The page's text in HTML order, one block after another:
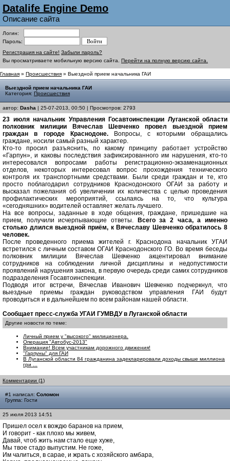
Datalife Engine Demo
Описание сайта
Логин:
Пароль:
Регистрация на сайте! Забыли пароль?
Вы просматриваете мобильную версию сайта. Перейти на полную версию сайта.
Главная » Происшествия » Выездной прием начальника ГАИ
Выездной прием начальника ГАИ
Категория: Происшествия
автор: Dasha | 25-07-2013, 00:50 | Просмотров: 2793
23 июля начальник Управления Госавтоинспекции Луганской области
полковник милиции Вячеслав Шевченко провел выездной прием
граждан в городе Краснодоне.
Вопросы, с которыми обращались
граждане, носили самый разный характер.
Кто-то просил разъяснить, по какому принципу работает устройство
«Гарпун», и каковы последствия зафиксированного им нарушения, кто-то
интересовался вопросами работы регистрационно-экзаменационных
отделов, некоторых интересовал вопрос прохождения технического
контроля их транспортными средствами. Были среди граждан и те, кто
просто поблагодарил сотрудников Краснодонского ОГАИ за работу и
высказал пожелания об увеличении их количества с целью проведения
профилактических мероприятий, ссылаясь на то, что культура
«сегодняшних» водителей оставляет желать лучшего.
На все вопросы, заданные в ходе общения, граждане, пришедшие на
прием, получили исчерпывающие ответы.
Всего за 2 часа, а именно
столько длился выездной приём, к Вячеславу Шевченко обратилось 8
человек.
После проведенного приема жителей г. Краснодона начальник УГАИ
встретился с личным составом ОГАИ Краснодонского ГО. Во время беседы
полковник милиции Вячеслав Шевченко акцентировал внимание
сотрудников на соблюдении личной дисциплины и недопустимости
проявлений нарушения закона, в первую очередь среди самих сотрудников
подразделения Госавтоинспекции.
Подводя итог встречи, Вячеслав Иванович Шевченко подчеркнул, что
выездные приемы граждан руководством управления ГАИ будут
проводиться и в дальнейшем по всем районам нашей области.
Сообщает пресс-служба УГАИ ГУМВДУ в Луганской области
Другие новости по теме:
Личный прием у "высокого" милиционера.
Операция "Автобус-2013"
Внимание! Всем участникам дорожного движения!
"Гарпуны" для ГАИ
В Луганской области 84 гражданина задекларировали доходы свыше миллиона
гри ...
Комментарии (1)
#1 написал: Соломон
Группа: Гости
25 июля 2013 14:51
Пришел осел к вождю баранов на прием,
И говорит - как плохо мы живем,
Давай, чтоб жить нам стало еще хуже,
Мы твое стадо выпустим. Не гоже,
Им чалиться, в сарае, и жрать с хозяйского амбара,